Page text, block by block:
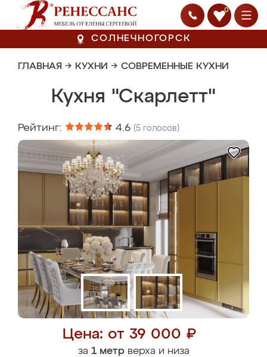
0
СОЛНЕЧНОГОРСК
ГЛАВНАЯ → КУХНИ → СОВРЕМЕННЫЕ КУХНИ
Кухня "Скарлетт"
Рейтинг: 4.6 (5 голосов)
Цена: от 39 000 ₽
за 1 метрверха и низа